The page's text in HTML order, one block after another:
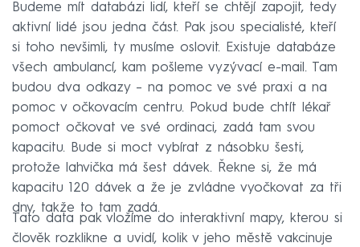
Budeme mít databázi lidí, kteří se chtějí zapojit, tedy
aktivní lidé jsou jedna část. Pak jsou specialisté, kteří
si toho nevšimli, ty musíme oslovit. Existuje databáze
všech ambulancí, kam pošleme vyzývací e-mail. Tam
budou dva odkazy – na pomoc ve své praxi a na
pomoc v očkovacím centru. Pokud bude chtít lékař
pomoct očkovat ve své ordinaci, zadá tam svou
kapacitu. Bude si moct vybírat z násobku šesti,
protože lahvička má šest dávek. Řekne si, že má
kapacitu 120 dávek a že je zvládne vyočkovat za tři
dny, takže to tam zadá.
Tato data pak vložíme do interaktivní mapy, kterou si
člověk rozklikne a uvidí, kolik v jeho městě vakcinuje